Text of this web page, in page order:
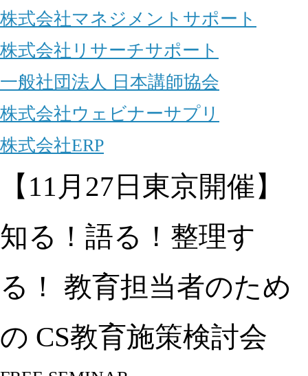
株式会社マネジメントサポート
株式会社リサーチサポート
一般社団法人 日本講師協会
株式会社ウェビナーサプリ
株式会社ERP
【11月27日東京開催】
知る！語る！整理す
る！ 教育担当者のため
の CS教育施策検討会